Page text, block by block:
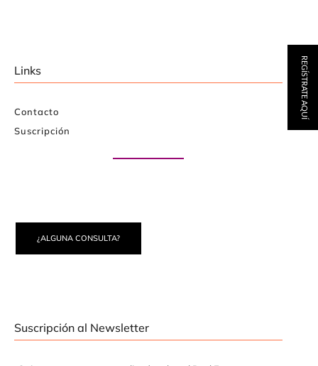
Links
Contacto
Suscripción
¿ALGUNA CONSULTA?
Suscripción al Newsletter
REGÍSTRATE AQUÍ